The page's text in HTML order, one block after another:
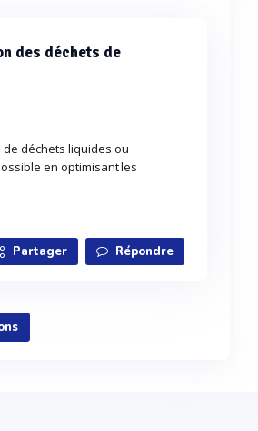
des déchets de
déchets liquides ou
en optimisant les
Partager Répondre